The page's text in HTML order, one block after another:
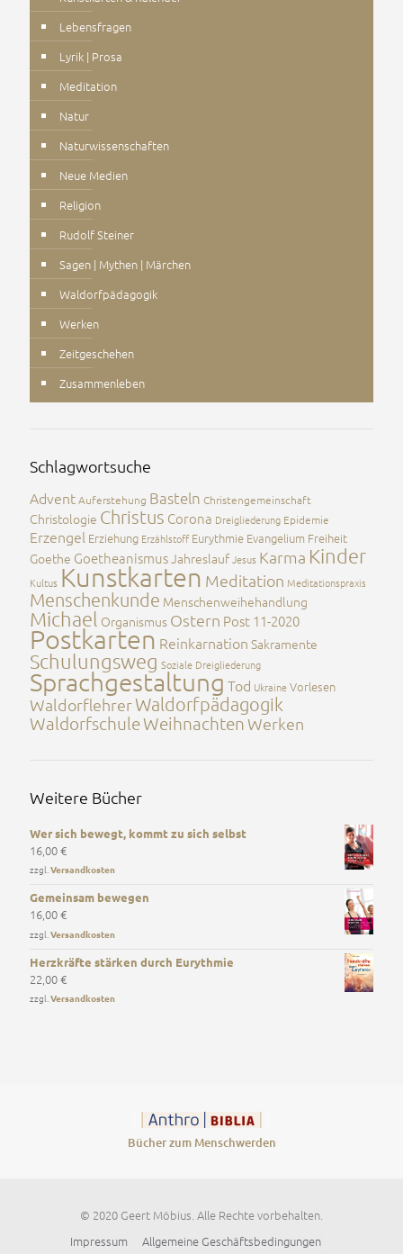
Lebensfragen
Lyrik | Prosa
Meditation
Natur
Naturwissenschaften
Neue Medien
Religion
Rudolf Steiner
Sagen | Mythen | Märchen
Waldorfpädagogik
Werken
Zeitgeschehen
Zusammenleben
Schlagwortsuche
AdventAuferstehung Basteln Christengemeinschaft
Christologie Christus Corona Dreigliederung Epidemie
Erzengel Erziehung Erzählstoff Eurythmie Evangelium Freiheit
Goethe GoetheanismusJahreslaufJesus Karma Kinder
Kultus Kunstkarten Meditation Meditationspraxis
Menschenkunde Menschenweihehandlung
Michael Organismus Ostern Post 11-2020
Postkarten Reinkarnation Sakramente
Schulungsweg Soziale Dreigliederung
Sprachgestaltung Tod UkraineVorlesen
WaldorflehrerWaldorfpädagogik
WaldorfschuleWeihnachtenWerken
Weitere Bücher
Wer sich bewegt, kommt zu sich selbst
16,00€
zzgl.Versandkosten
Gemeinsam bewegen
16,00€
zzgl. Versandkosten
Herzkräfte stärken durch Eurythmie
22,00€
zzgl. Versandkosten
Bücher zum Menschwerden
© 2020 Geert Möbius. Alle Rechte vorbehalten.
Impressum
Allgemeine Geschäftsbedingungen